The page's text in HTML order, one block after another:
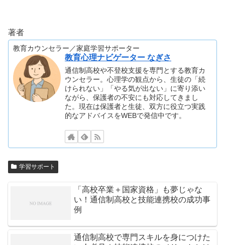
著者
教育カウンセラー／家庭学習サポーター
教育心理ナビゲーター なぎさ
通信制高校や不登校支援を専門とする教育カ
ウンセラー。心理学の観点から、生徒の「続
けられない」「やる気が出ない」に寄り添い
ながら、保護者の不安にも対応してきまし
た。現在は保護者と生徒、双方に役立つ実践
的なアドバイスをWEBで発信中です。
学習サポート
「高校卒業＋国家資格」も夢じゃな
い！通信制高校と技能連携校の成功事
例
通信制高校で専門スキルを身につけた